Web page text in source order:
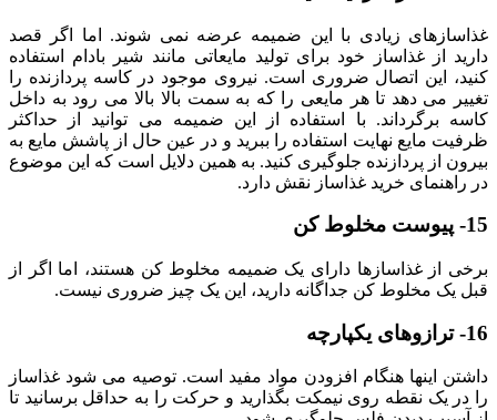
غذاسازهای زیادی با این ضمیمه عرضه نمی شوند. اما اگر قصد
دارید از غذاساز خود برای تولید مایعاتی مانند شیر بادام استفاده
کنید، این اتصال ضروری است. نیروی موجود در کاسه پردازنده را
تغییر می دهد تا هر مایعی را که به سمت بالا بالا می رود به داخل
کاسه برگرداند. با استفاده از این ضمیمه می توانید از حداکثر
ظرفیت مایع نهایت استفاده را ببرید و در عین حال از پاشش مایع به
بیرون از پردازنده جلوگیری کنید. به همین دلایل است که این موضوع
در راهنمای خرید غذاساز نقش دارد.
15- پیوست مخلوط کن
برخی از غذاسازها دارای یک ضمیمه مخلوط کن هستند، اما اگر از
قبل یک مخلوط کن جداگانه دارید، این یک چیز ضروری نیست.
16- ترازوهای یکپارچه
داشتن اینها هنگام افزودن مواد مفید است. توصیه می شود غذاساز
را در یک نقطه روی نیمکت بگذارید و حرکت را به حداقل برسانید تا